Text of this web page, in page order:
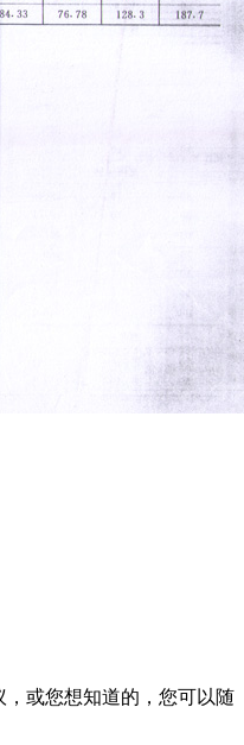
或您想知道的，您可以随